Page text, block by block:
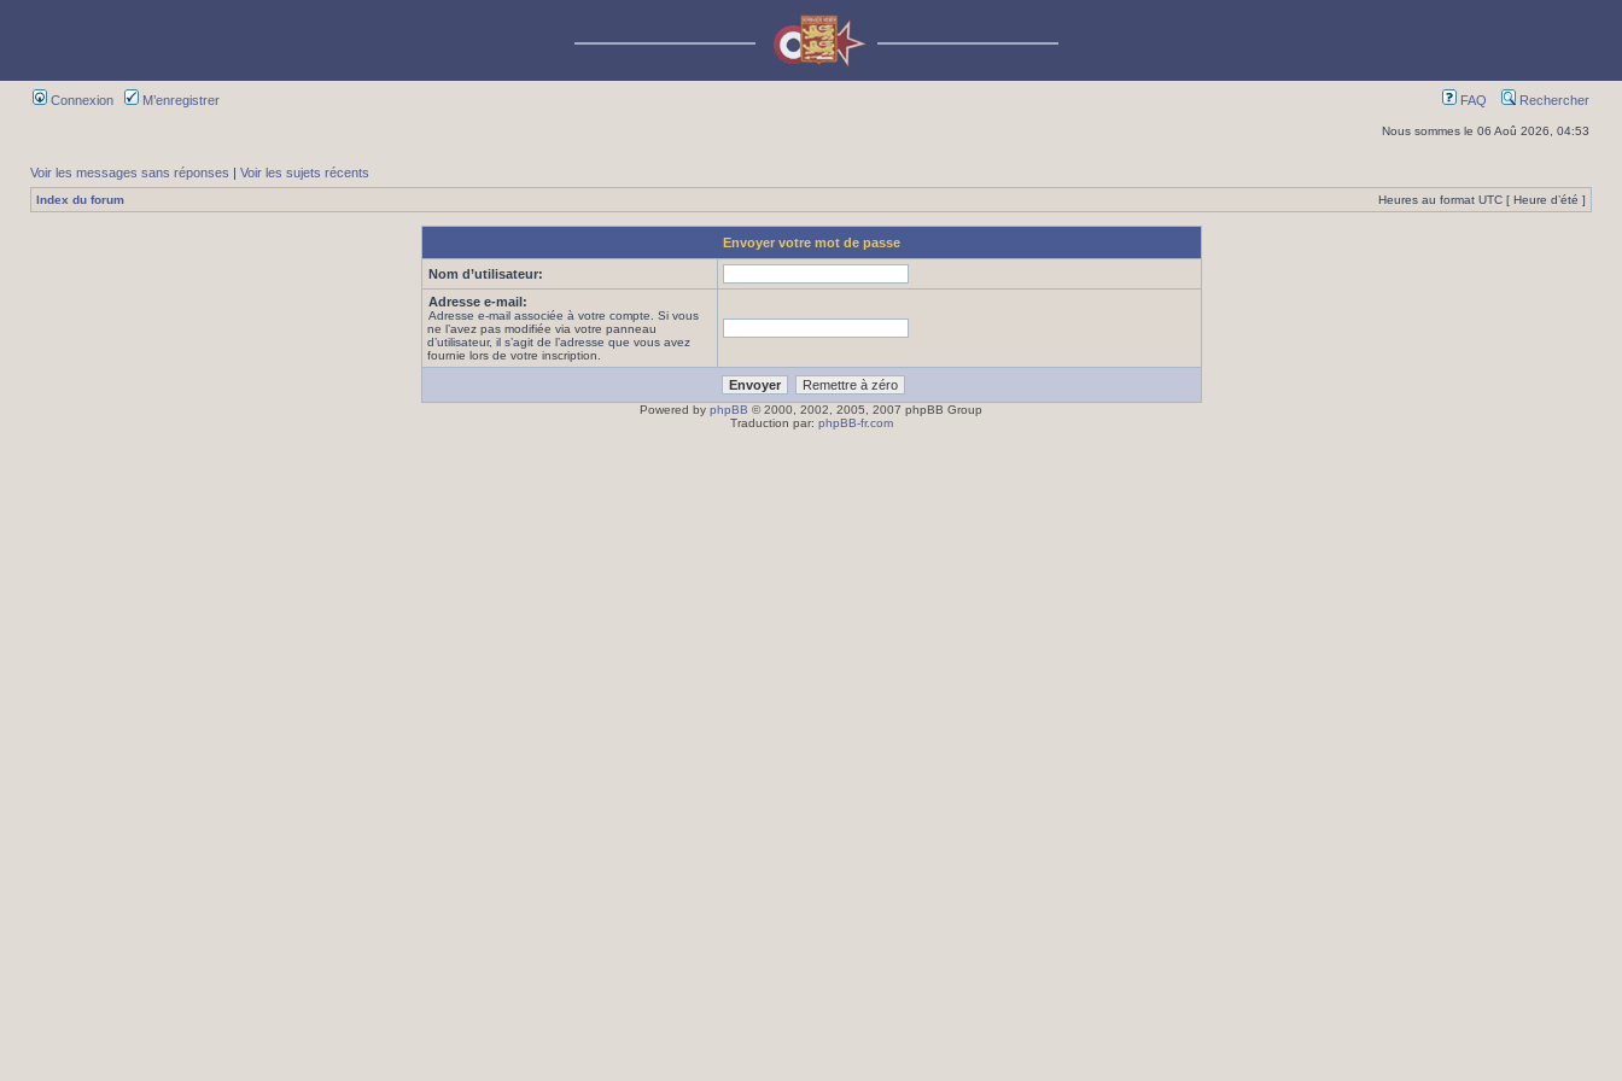
Connexion M’enregistrer FAQ Rechercher
Nous sommes le 06 Aoû 2026, 04:53
Voir les messages sans réponses | Voir les sujets récents
Index du forum Heures au format UTC [ Heure d’été ]
Envoyer votre mot de passe
Nom d’utilisateur:
Adresse e-mail:
Adresse e-mail associée à votre compte. Si vous
ne l’avez pas modifiée via votre panneau
d’utilisateur, il s’agit de l’adresse que vous avez
fournie lors de votre inscription.
Powered by phpBB © 2000, 2002, 2005, 2007 phpBB Group
Traduction par: phpBB-fr.com